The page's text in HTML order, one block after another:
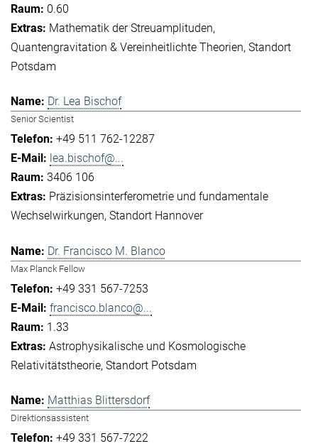
0.60
Mathematik der Streuamplituden
Quantengravitation & Vereinheitlichte Theorien Standort
Potsdam
Dr. Lea Bischof
Senior Scientist
+49 511 762-12287
lea.bischof@...
3406 106
Präzisionsinterferometrie und fundamentale
Wechselwirkungen Standort Hannover
Dr. Francisco M. Blanco
Max Planck Fellow
+49 331 567-7253
francisco.blanco@...
1.33
Astrophysikalische und Kosmologische
Relativitätstheorie Standort Potsdam
Matthias Blittersdorf
Direktionsassistent
+49 331 567-7222